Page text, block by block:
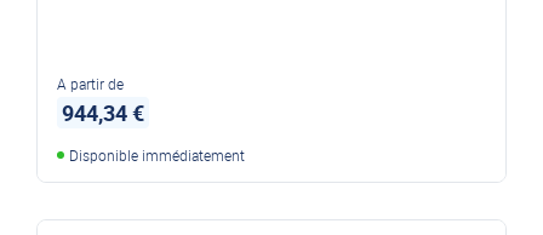
A partir de
944,34 €
Disponible immédiatement